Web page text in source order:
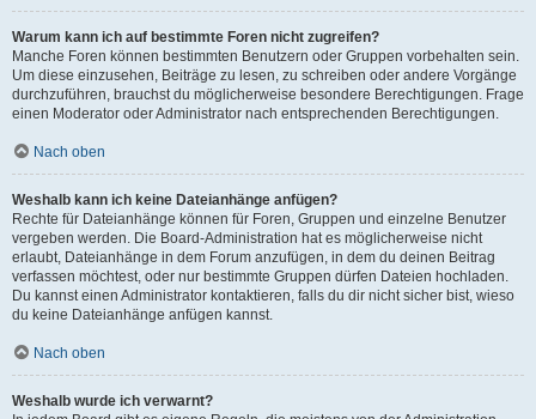
Warum kann ich auf bestimmte Foren nicht zugreifen?
Manche Foren können bestimmten Benutzern oder Gruppen vorbehalten sein.
Um diese einzusehen, Beiträge zu lesen, zu schreiben oder andere Vorgänge
durchzuführen, brauchst du möglicherweise besondere Berechtigungen. Frage
einen Moderator oder Administrator nach entsprechenden Berechtigungen.
Nach oben
Weshalb kann ich keine Dateianhänge anfügen?
Rechte für Dateianhänge können für Foren, Gruppen und einzelne Benutzer
vergeben werden. Die Board-Administration hat es möglicherweise nicht
erlaubt, Dateianhänge in dem Forum anzufügen, in dem du deinen Beitrag
verfassen möchtest, oder nur bestimmte Gruppen dürfen Dateien hochladen.
Du kannst einen Administrator kontaktieren, falls du dir nicht sicher bist, wieso
du keine Dateianhänge anfügen kannst.
Nach oben
Weshalb wurde ich verwarnt?